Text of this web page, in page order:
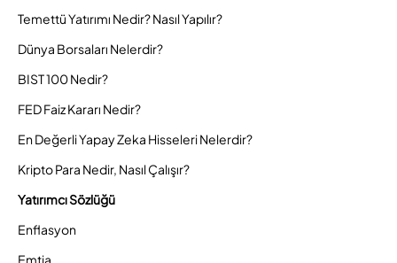
Temettü Yatırımı Nedir? Nasıl Yapılır?
Dünya Borsaları Nelerdir?
BIST 100 Nedir?
FED Faiz Kararı Nedir?
En Değerli Yapay Zeka Hisseleri Nelerdir?
Kripto Para Nedir, Nasıl Çalışır?
Yatırımcı Sözlüğü
Enflasyon
Emtia